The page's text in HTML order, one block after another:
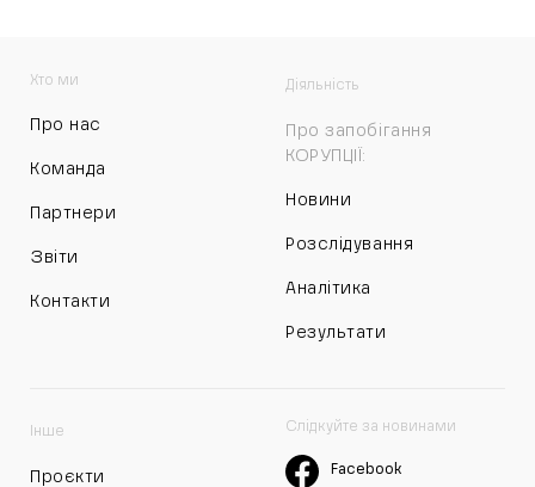
Хто ми
Про нас
Команда
Партнери
Звіти
Контакти
Діяльність
Про запобігання
КОРУПЦІЇ:
Новини
Розслідування
Аналітика
Результати
Інше
Проєкти
Слідкуйте за новинами
Facebook